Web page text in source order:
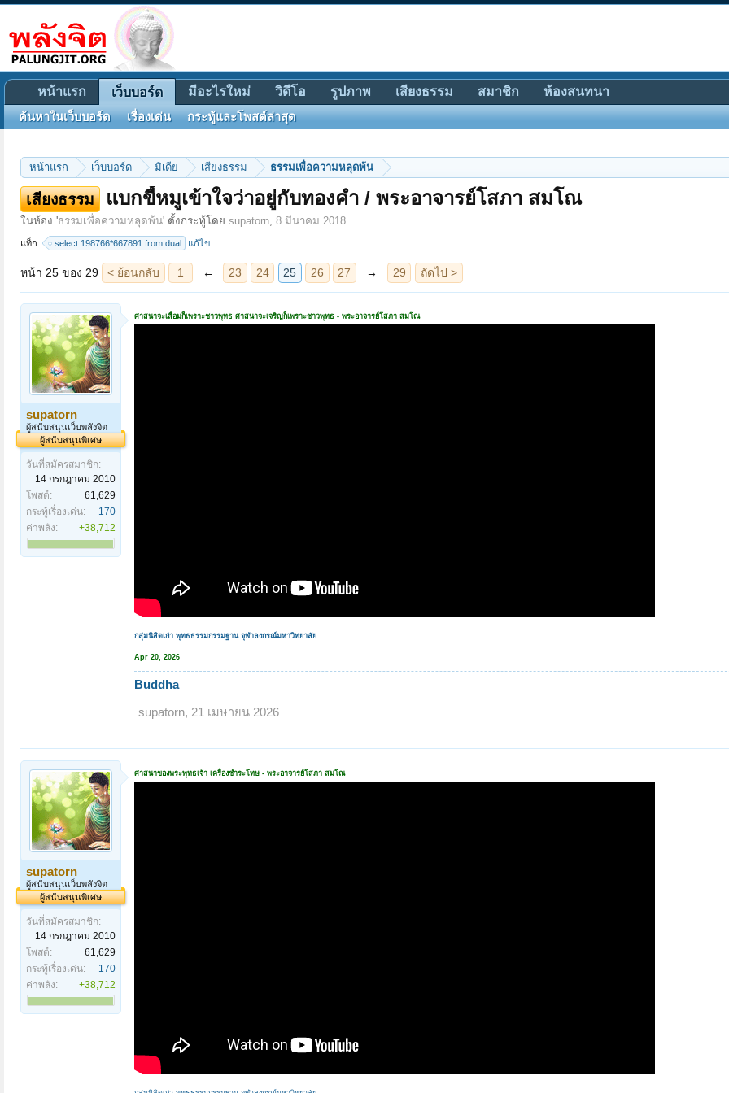
หน้าแรก เว็บบอร์ด มิเดีย เสียงธรรม ธรรมเพื่อความหลุดพ้น
เสียงธรรม แบกขี้หมูเข้าใจว่าอยู่กับทองคำ / พระอาจารย์โสภา สมโณ
ในห้อง 'ธรรมเพื่อความหลุดพ้น' ตั้งกระทู้โดย supatorn, 8 มีนาคม 2018.
แท็ก: select 198766*667891 from dual แก้ไข
หน้า 25 ของ 29 < ย้อนกลับ 1 ← 23 24 25 26 27 → 29 ถัดไป >
supatorn
ผู้สนับสนุนเว็บพลังจิต
ผู้สนับสนุนพิเศษ
วันที่สมัครสมาชิก:
14 กรกฎาคม 2010
โพสต์:
61,629
กระทู้เรื่องเด่น:
170
ค่าพลัง:
+38,712
ศาสนาจะเสื่อมก็เพราะชาวพุทธ ศาสนาจะเจริญก็เพราะชาวพุทธ - พระอาจารย์โสภา สมโณ
กลุ่มนิสิตเก่า พุทธธรรมกรรมฐาน จุฬาลงกรณ์มหาวิทยาลัย
Apr 20, 2026
Buddha
supatorn, 21 เมษายน 2026
supatorn
ผู้สนับสนุนเว็บพลังจิต
ผู้สนับสนุนพิเศษ
วันที่สมัครสมาชิก:
14 กรกฎาคม 2010
โพสต์:
61,629
กระทู้เรื่องเด่น:
170
ค่าพลัง:
+38,712
ศาสนาของพระพุทธเจ้า เครื่องชำระโทษ - พระอาจารย์โสภา สมโณ
หน้าแรก เว็บบอร์ด
ค้นหาในเว็บบอร์ด เรื่องเด่น กระทู้และโพสต์ล่าสุด
มีอะไรใหม่ วิดีโอ รูปภาพ เสียงธรรม สมาชิก ห้องสนทนา